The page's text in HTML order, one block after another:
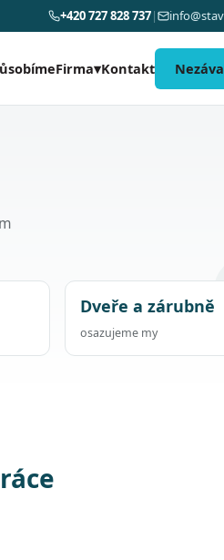
+420 727 828 737|
Firma▾Kontakt
Dveře a zárubně
osazujeme my